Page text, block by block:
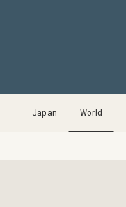
Japan World